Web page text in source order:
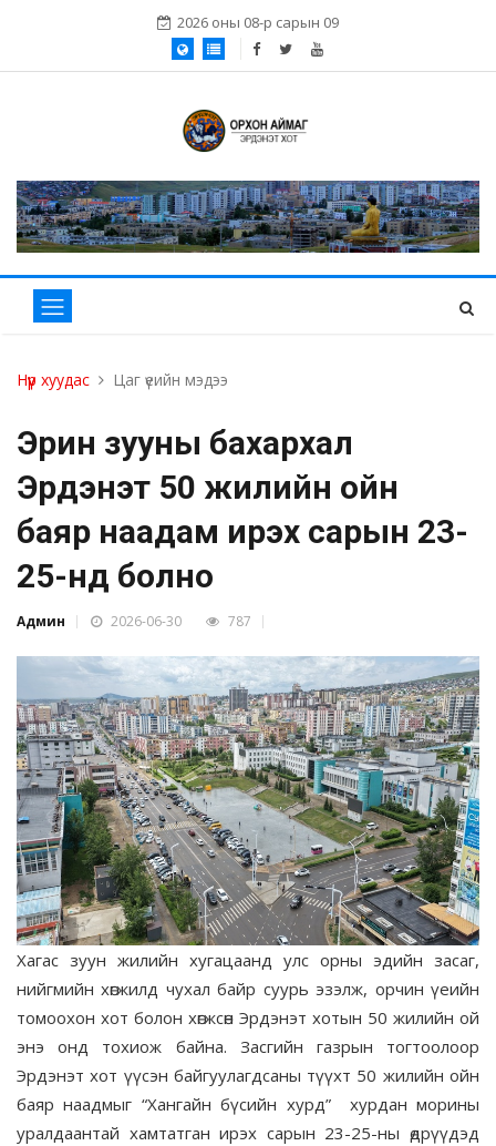
2026 оны 08-р сарын 09
Нүүр хуудас Цаг үеийн мэдээ
Эрин зууны бахархал
Эрдэнэт 50 жилийн ойн
баяр наадам ирэх сарын 23-
25-нд болно
Админ 2026-06-30 787
Хагас зуун жилийн хугацаанд улс орны эдийн засаг,
нийгмийн хөгжилд чухал байр суурь эзэлж, орчин үеийн
томоохон хот болон хөгжсөн Эрдэнэт хотын 50 жилийн ой
энэ онд тохиож байна. Засгийн газрын тогтоолоор
Эрдэнэт хот үүсэн байгуулагдсаны түүхт 50 жилийн ойн
баяр наадмыг “Хангайн бүсийн хурд” хурдан морины
уралдаантай хамтатган ирэх сарын 23-25-ны өдрүүдэд